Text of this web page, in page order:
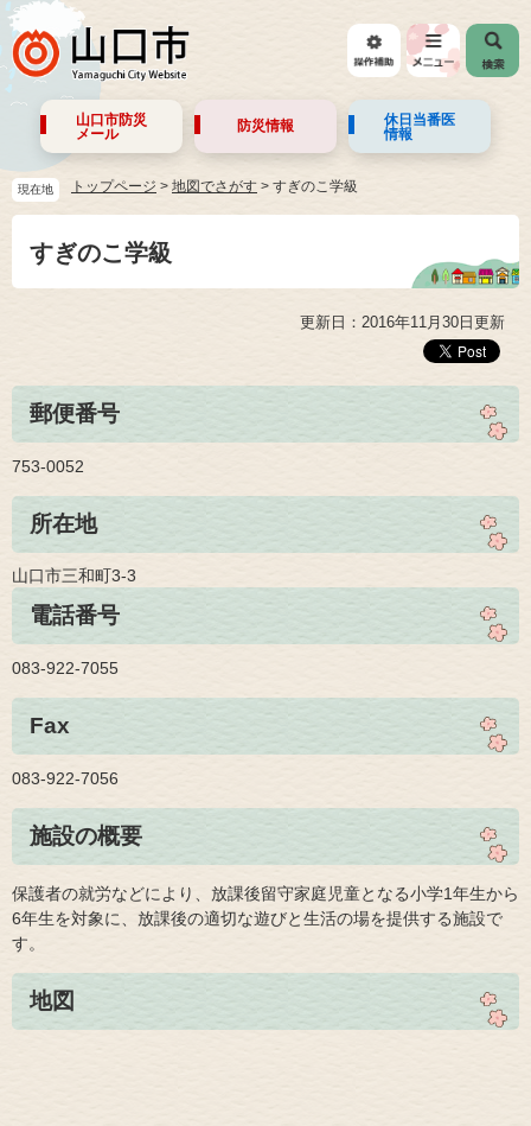
山口市防災
メール
防災情報
休日当番医
情報
現在地 トップページ > 地図でさがす > すぎのこ学級
すぎのこ学級
更新日：2016年11月30日更新
郵便番号
753-0052
所在地
山口市三和町3-3
電話番号
083-922-7055
Fax
083-922-7056
施設の概要
保護者の就労などにより、放課後留守家庭児童となる小学1年生から
6年生を対象に、放課後の適切な遊びと生活の場を提供する施設で
す。
地図